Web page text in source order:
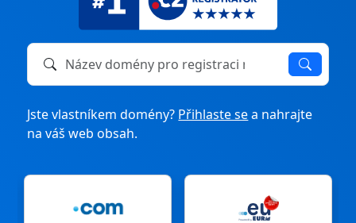
Název domény k registraci nebo převodu
Jste vlastníkem domény? Přihlaste sea nahrajte
na váš web obsah.